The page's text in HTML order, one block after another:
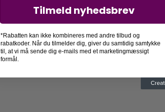
Tilmeld nyhedsbrev
*Rabatten kan ikke kombineres med andre tilbud og
rabatkoder. Når du tilmelder dig, giver du samtidig samtykke
til, at vi må sende dig e-mails med et marketingmæssigt
formål.